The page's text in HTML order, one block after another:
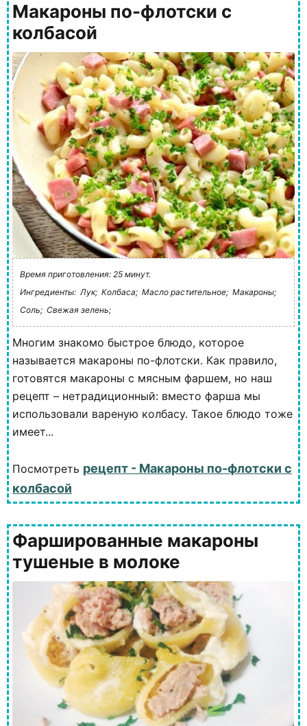
Макароны по-флотски с
колбасой
Время приготовления: 25 минут.
Ингредиенты: Лук; Колбаса; Масло растительное; Макароны;
Соль; Свежая зелень;
Многим знакомо быстрое блюдо, которое
называется макароны по-флотски. Как правило,
готовятся макароны с мясным фаршем, но наш
рецепт – нетрадиционный: вместо фарша мы
использовали вареную колбасу. Такое блюдо тоже
имеет...
Посмотреть рецепт - Макароны по-флотски с
колбасой
Фаршированные макароны
тушеные в молоке